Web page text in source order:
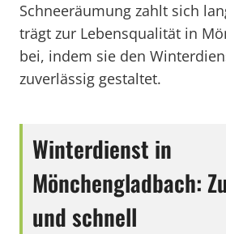
Schneeräumung zahlt sich
trägt zur Lebensqualität in
bei, indem sie den
zuverlässig gestaltet.
Winterdienst in
Mönchengladbach:
und schnell